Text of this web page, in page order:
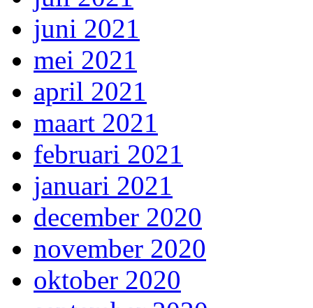
juni 2021
mei 2021
april 2021
maart 2021
februari 2021
januari 2021
december 2020
november 2020
oktober 2020